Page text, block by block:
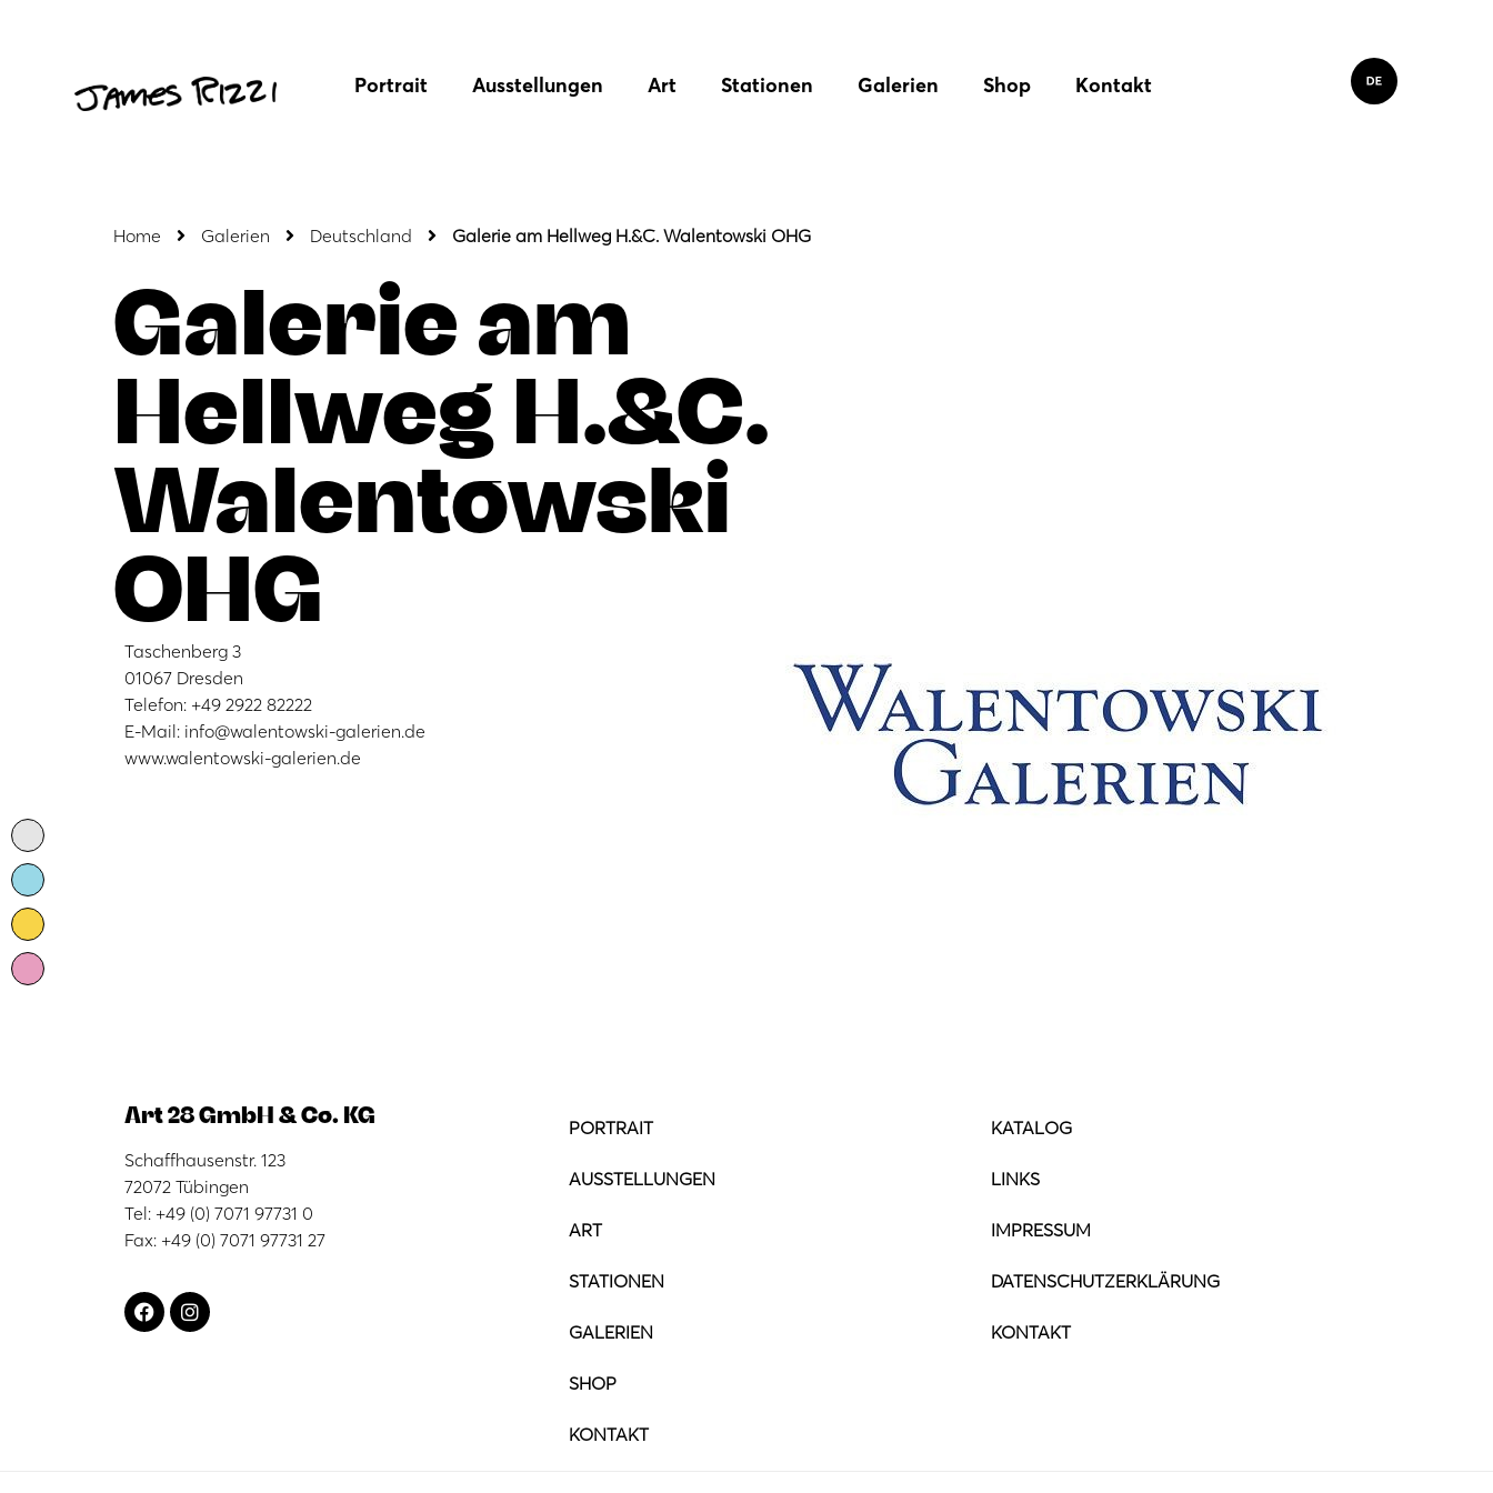
Portrait Ausstellungen Art Stationen Galerien Shop Kontakt
Home Galerien Deutschland Galerie am Hellweg H.&C. Walentowski OHG
Galerie am
Hellweg H.&C.
Walentowski
OHG
Taschenberg 3
01067 Dresden
Telefon: +49 2922 82222
E-Mail: info@walentowski-galerien.de
www.walentowski-galerien.de
Art 28 GmbH & Co. KG
Schaffhausenstr. 123
72072 Tübingen
Tel: +49 (0) 7071 97731 0
Fax: +49 (0) 7071 97731 27
PORTRAIT
AUSSTELLUNGEN
ART
STATIONEN
GALERIEN
SHOP
KONTAKT
KATALOG
LINKS
IMPRESSUM
DATENSCHUTZERKLÄRUNG
KONTAKT